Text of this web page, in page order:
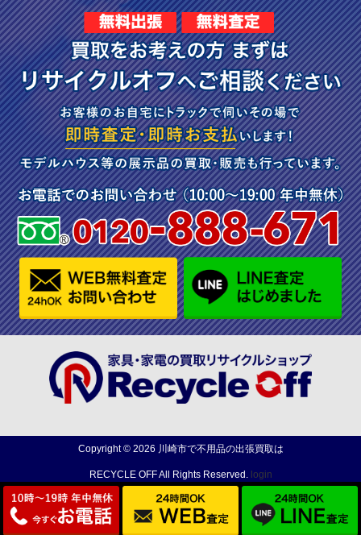
Copyright © 2026 川崎市で不用品の出張買取は
RECYCLE OFFAll Rights Reserved. login